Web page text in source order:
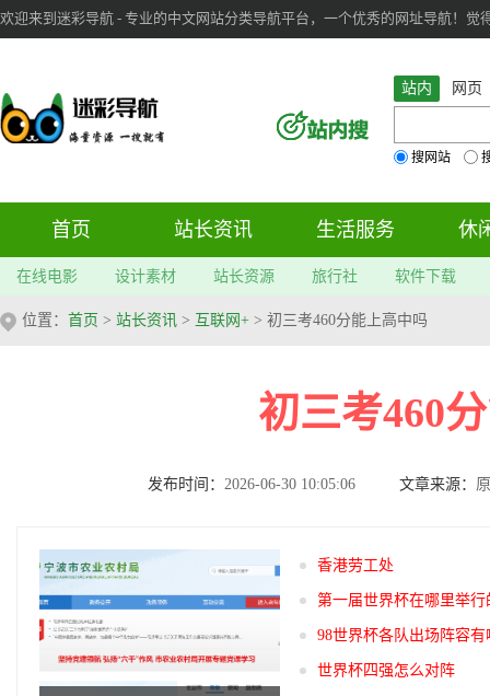
欢迎来到迷彩导航 - 专业的中文网站分类导航平台，一个优秀的网址导航！觉
站内 网页
搜网站
首页 站长资讯 生活服务 休
在线电影 设计素材 站长资源 旅行社 软件下载
位置： 首页 > 站长资讯 > 互联网+ > 初三考460分能上高中吗
初三考460
发布时间： 2026-06-30 10:05:06 文章来源：
香港劳工处
第一届世界杯在哪里举行
98世界杯各队出场阵容有
世界杯四强怎么对阵